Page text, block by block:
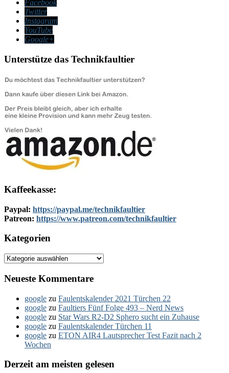
Facebook
Twitter
Instagram
YouTube
Google+
Unterstütze das Technikfaultier
Kaffeekasse:
Paypal: https://paypal.me/technikfaultier
Patreon: https://www.patreon.com/technikfaultier
Kategorien
Kategorien
Neueste Kommentare
google zu Faulentskalender 2021 Türchen 22
google zu Faultiers Fünf Folge 493 – Nerd News
google zu Star Wars R2-D2 Sphero sucht ein Zuhause
google zu Faulentskalender Türchen 11
google zu ETON AIR4 Lautsprecher Test Fazit nach 2
Wochen
Derzeit am meisten gelesen